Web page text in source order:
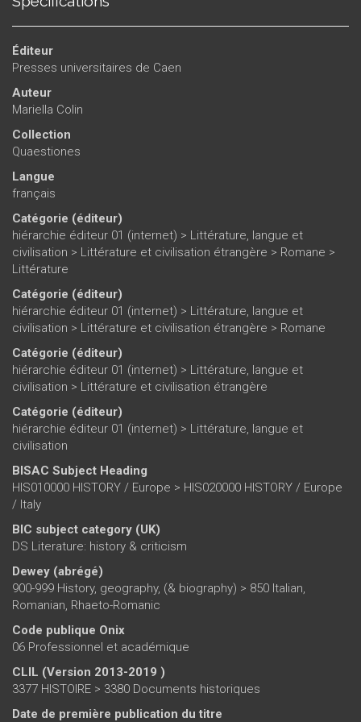
Éditeur
Presses universitaires de Caen
Auteur
Mariella Colin
Collection
Quaestiones
Langue
français
Catégorie (éditeur)
hiérarchie éditeur 01 (internet) > Littérature, langue et
civilisation > Littérature et civilisation étrangère > Romane >
Littérature
Catégorie (éditeur)
hiérarchie éditeur 01 (internet) > Littérature, langue et
civilisation > Littérature et civilisation étrangère > Romane
Catégorie (éditeur)
hiérarchie éditeur 01 (internet) > Littérature, langue et
civilisation > Littérature et civilisation étrangère
Catégorie (éditeur)
hiérarchie éditeur 01 (internet) > Littérature, langue et
civilisation
BISAC Subject Heading
HIS010000 HISTORY / Europe > HIS020000 HISTORY / Europe
/ Italy
BIC subject category (UK)
DS Literature: history & criticism
Dewey (abrégé)
900-999 History, geography, (& biography) > 850 Italian,
Romanian, Rhaeto-Romanic
Code publique Onix
06 Professionnel et académique
CLIL (Version 2013-2019 )
3377 HISTOIRE > 3380 Documents historiques
Date de première publication du titre